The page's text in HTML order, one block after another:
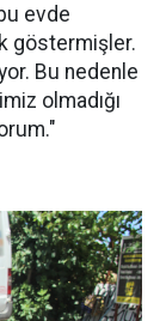
evde
göstermişler.
Bu nedenle
olmadığı